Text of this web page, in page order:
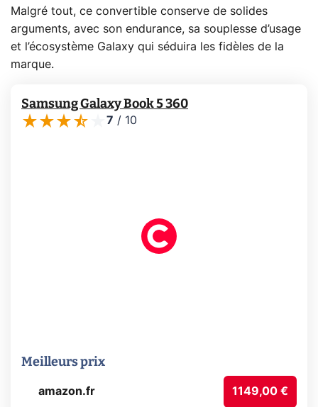
Malgré tout, ce convertible conserve de solides
arguments, avec son endurance, sa souplesse d’usage
et l’écosystème Galaxy qui séduira les fidèles de la
marque.
Samsung Galaxy Book 5 360
7 / 10
Meilleurs prix
amazon.fr 1149,00 €